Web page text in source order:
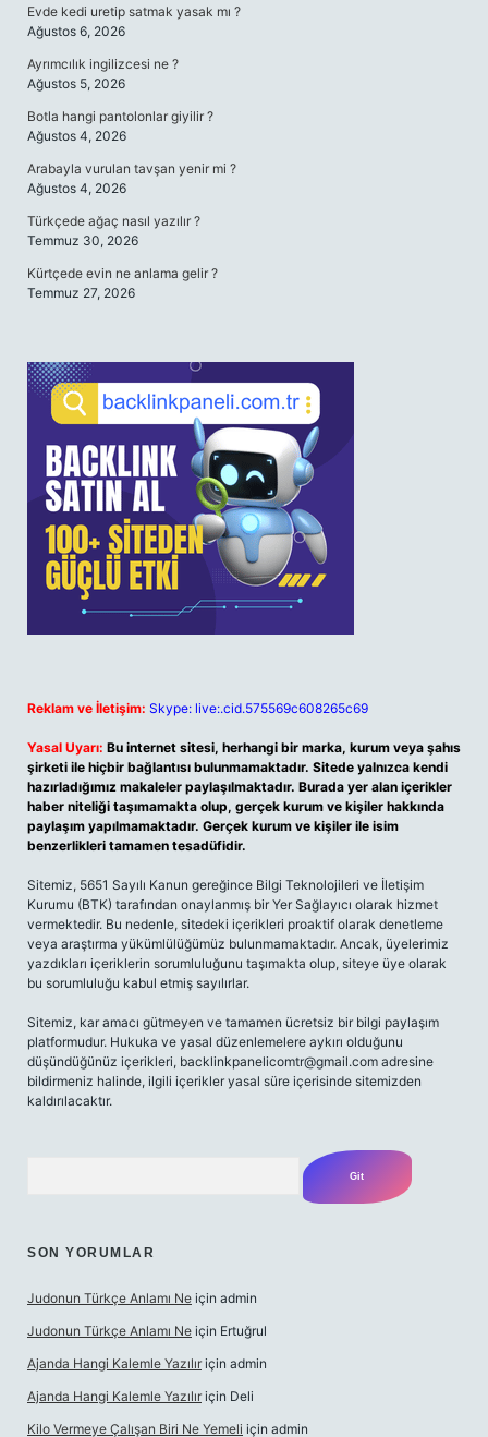
Evde kedi uretip satmak yasak mı ?
Ağustos 6, 2026
Ayrımcılık ingilizcesi ne ?
Ağustos 5, 2026
Botla hangi pantolonlar giyilir ?
Ağustos 4, 2026
Arabayla vurulan tavşan yenir mi ?
Ağustos 4, 2026
Türkçede ağaç nasıl yazılır ?
Temmuz 30, 2026
Kürtçede evin ne anlama gelir ?
Temmuz 27, 2026
Reklam ve İletişim: Skype: live:.cid.575569c608265c69
Yasal Uyarı: Bu internet sitesi, herhangi bir marka, kurum veya şahıs
şirketi ile hiçbir bağlantısı bulunmamaktadır. Sitede yalnızca kendi
hazırladığımız makaleler paylaşılmaktadır. Burada yer alan içerikler
haber niteliği taşımamakta olup, gerçek kurum ve kişiler hakkında
paylaşım yapılmamaktadır. Gerçek kurum ve kişiler ile isim
benzerlikleri tamamen tesadüfidir.
Sitemiz, 5651 Sayılı Kanun gereğince Bilgi Teknolojileri ve İletişim
Kurumu (BTK) tarafından onaylanmış bir Yer Sağlayıcı olarak hizmet
vermektedir. Bu nedenle, sitedeki içerikleri proaktif olarak denetleme
veya araştırma yükümlülüğümüz bulunmamaktadır. Ancak, üyelerimiz
yazdıkları içeriklerin sorumluluğunu taşımakta olup, siteye üye olarak
bu sorumluluğu kabul etmiş sayılırlar.
Sitemiz, kar amacı gütmeyen ve tamamen ücretsiz bir bilgi paylaşım
platformudur. Hukuka ve yasal düzenlemelere aykırı olduğunu
düşündüğünüz içerikleri, backlinkpanelicomtr@gmail.com adresine
bildirmeniz halinde, ilgili içerikler yasal süre içerisinde sitemizden
kaldırılacaktır.
SON YORUMLAR
Judonun Türkçe Anlamı Ne için admin
Judonun Türkçe Anlamı Ne için Ertuğrul
Ajanda Hangi Kalemle Yazılır için admin
Ajanda Hangi Kalemle Yazılır için Deli
Kilo Vermeye Çalışan Biri Ne Yemeli için admin